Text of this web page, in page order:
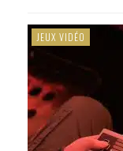
JEUX VIDÉO